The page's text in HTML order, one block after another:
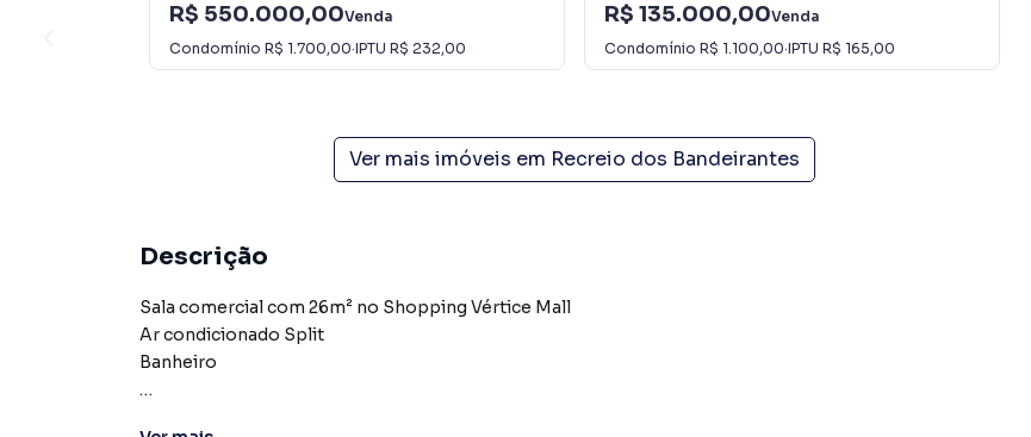
R$ 550.000,00Venda
Condomínio R$ 1.700,00·IPTU R$ 232,00
R$ 135.000,00Venda
Condomínio R$ 1.100,00·IPTU R$ 165,00
Ver mais imóveis em Recreio dos Bandeirantes
Descrição
Sala comercial com 26m² no Shopping Vértice Mall
Ar condicionado Split
Banheiro